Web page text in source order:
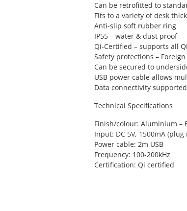
Can be retrofitted to
Fits to a variety of desk
Anti-slip soft rubber ring
IP55 – water & dust proof
Qi-Certified – supports all
Safety protections –
Can be secured to
USB power cable allows
Data connectivity supported
Technical Specifications
Finish/colour: Aluminium –
Input: DC 5V, 1500mA
Power cable: 2m USB
Frequency: 100-200kHz
Certification: Qi certified